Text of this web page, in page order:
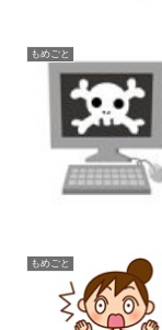
もめごと
もめごと